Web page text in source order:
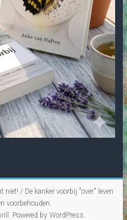
niet! / De kanker voorbij "over" leven
voorbehouden.
Powered byWordPress.